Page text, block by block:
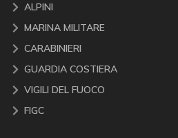
ALPINI
MARINA MILITARE
CARABINIERI
GUARDIA COSTIERA
VIGILI DEL FUOCO
FIGC